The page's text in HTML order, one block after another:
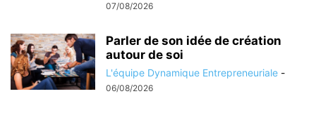
07/08/2026
Parler de son idée de création
autour de soi
L'équipe Dynamique Entrepreneuriale -
06/08/2026